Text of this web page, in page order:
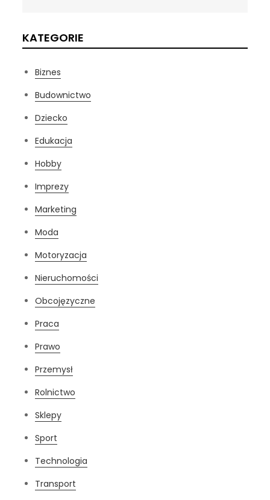
KATEGORIE
Biznes
Budownictwo
Dziecko
Edukacja
Hobby
Imprezy
Marketing
Moda
Motoryzacja
Nieruchomości
Obcojęzyczne
Praca
Prawo
Przemysł
Rolnictwo
Sklepy
Sport
Technologia
Transport